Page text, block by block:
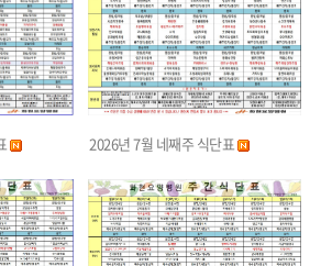
2026년 7월 네째주 식단표